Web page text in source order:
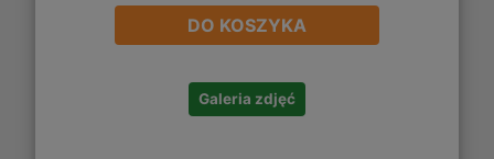
DO KOSZYKA
Galeria zdjęć